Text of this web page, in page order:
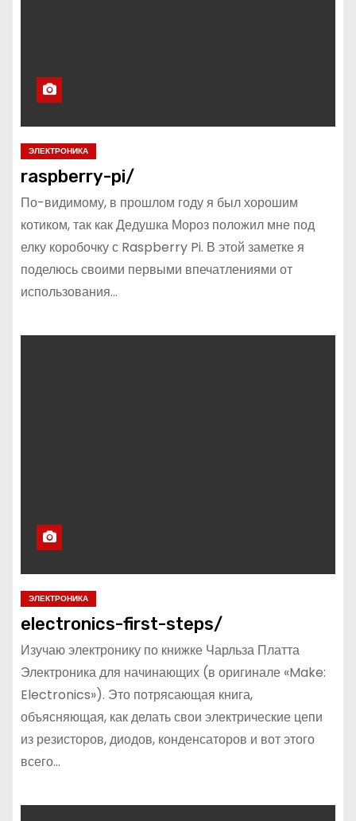
ЭЛЕКТРОНИКА
raspberry-pi/
По-видимому, в прошлом году я был хорошим
котиком, так как Дедушка Мороз положил мне под
елку коробочку с Raspberry Pi. В этой заметке я
поделюсь своими первыми впечатлениями от
использования…
ЭЛЕКТРОНИКА
electronics-first-steps/
Изучаю электронику по книжке Чарльза Платта
Электроника для начинающих (в оригинале «Make:
Electronics»). Это потрясающая книга,
объясняющая, как делать свои электрические цепи
из резисторов, диодов, конденсаторов и вот этого
всего…